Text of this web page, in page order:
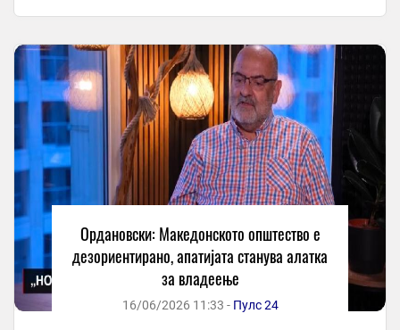
Ордановски: Македонското општество е
дезориентирано, апатијата станува алатка
за владеење
16/06/2026 11:33 - Пулс 24